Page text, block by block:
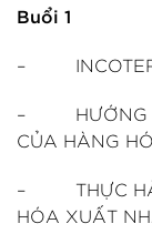
Buổi 1
–
– HƯỚNG
CỦA HÀNG
– THỰC
HÓA XUẤT